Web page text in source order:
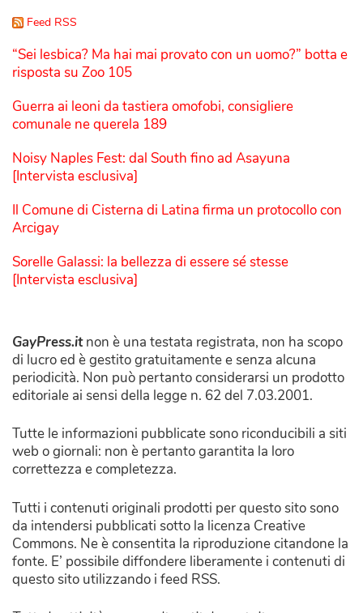
Feed RSS
“Sei lesbica? Ma hai mai provato con un uomo?” botta e
risposta su Zoo 105
Guerra ai leoni da tastiera omofobi, consigliere
comunale ne querela 189
Noisy Naples Fest: dal South fino ad Asayuna
[Intervista esclusiva]
Il Comune di Cisterna di Latina firma un protocollo con
Arcigay
Sorelle Galassi: la bellezza di essere sé stesse
[Intervista esclusiva]
GayPress.itnon è una testata registrata, non ha scopo
di lucro ed è gestito gratuitamente e senza alcuna
periodicità. Non può pertanto considerarsi un prodotto
editoriale ai sensi della legge n. 62 del 7.03.2001.
Tutte le informazioni pubblicate sono riconducibili a siti
web o giornali: non è pertanto garantita la loro
correttezza e completezza.
Tutti i contenuti originali prodotti per questo sito sono
da intendersi pubblicati sotto la licenza Creative
Commons. Ne è consentita la riproduzione citandone la
fonte. E’ possibile diffondere liberamente i contenuti di
questo sito utilizzando i feed RSS.